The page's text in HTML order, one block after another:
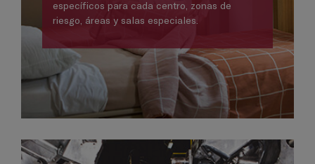
específicos para cada centro, zonas de
riesgo, áreas y salas especiales.